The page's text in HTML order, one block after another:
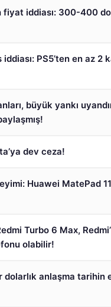
fiyat iddiası: 300-400
PS5’ten en az 2
büyük yankı
dev ceza!
Huawei MatePad
Turbo 6 Max,
olabilir!
dolarlık anlaşma tarihin